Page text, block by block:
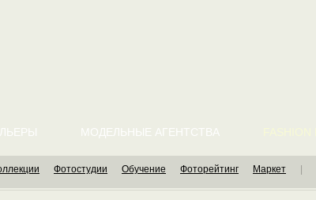
МОДЕЛЬНЫЕ АГЕНТСТВА
Фотостудии Обучение Фоторейтинг Маркет